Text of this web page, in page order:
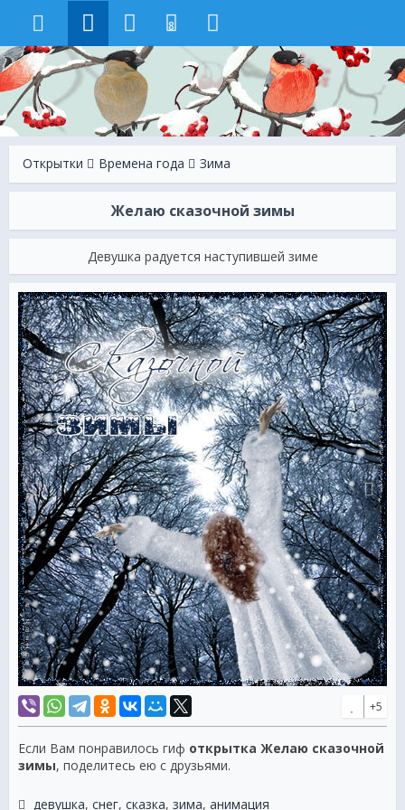
8
Открытки Времена года Зима
Желаю сказочной зимы
Девушка радуется наступившей зиме
+5
Если Вам понравилось гиф открытка Желаю сказочной
зимы, поделитесь ею с друзьями.
девушка, снег, сказка, зима, анимация